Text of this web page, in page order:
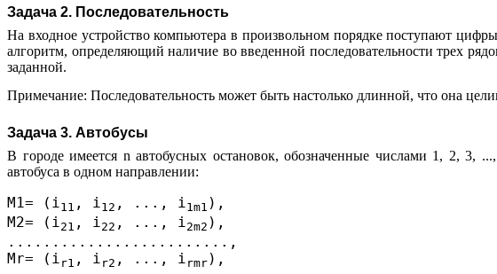
Задача 2. Последовательность
На входное устройство компьютера в произвольном порядке поступают
алгоритм, определяющий наличие во введенной последовательности трех
заданной.
Примечание: Последовательность может быть настолько длинной, что она
Задача 3. Автобусы
В городе имеется n автобусных остановок, обозначенные числами 1, 2, 3,
автобуса в одном направлении:
M1= (i 11 , i 12 , ..., i 1m1 ),
M2= (i21 , i22 , ..., i2m2 ),
.........................,
Mr= (i r1 , i r2 , ..., i rmr